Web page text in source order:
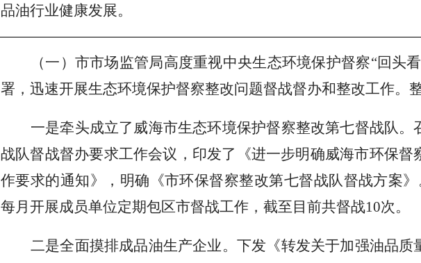
品油行业健康发展。
（一）市市场监管局高度重视中央生态环境保护督察“回头
署，迅速开展生态环境保护督察整改问题督战督办和整改工作。
一是牵头成立了威海市生态环境保护督察整改第七督战队。
战队督战督办要求工作会议，印发了《进一步明确威海市环保督
作要求的通知》，明确《市环保督察整改第七督战队督战方案》
每月开展成员单位定期包区市督战工作，截至目前共督战10次。
二是全面摸排成品油生产企业。下发《转发关于加强油品质